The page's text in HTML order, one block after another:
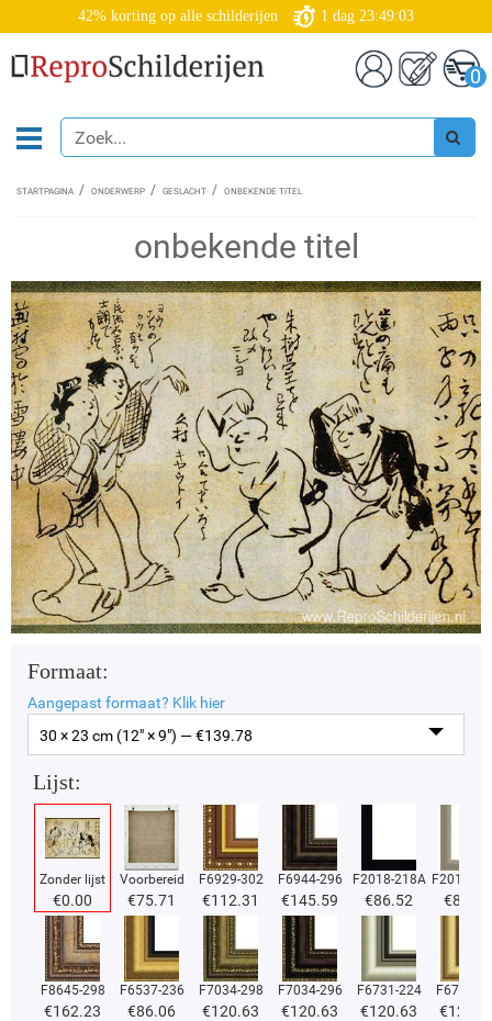
42% korting op alle schilderijen 1 dag 23:49:02
0
STARTPAGINA ONDERWERP GESLACHT ONBEKENDE TITEL
onbekende titel
Formaat:
Aangepast formaat? Klik hier
30 × 23 cm (12" × 9") — €139.78
Lijst:
Zonder lijst
€0.00
Voorbereid
€75.71
F6929-302
€112.31
F6944-296
€145.59
F2018-218A
€86.52
F2018-
€86.52
F8645-298
€162.23
F6537-236
€86.06
F7034-298
€120.63
F7034-296
€120.63
F6731-224
€120.63
F6731-
€